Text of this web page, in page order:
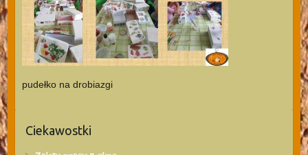
pudełko na drobiazgi
Ciekawostki